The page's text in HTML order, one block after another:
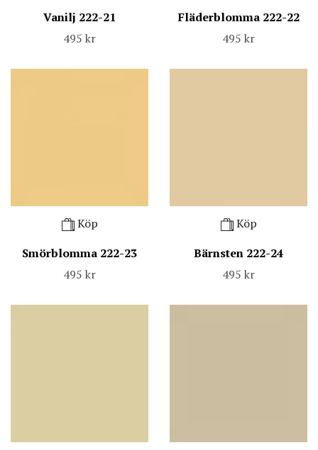
Vanilj 222-21
495 kr
Fläderblomma 222-22
495 kr
Köp
Smörblomma 222-23
495 kr
Köp
Bärnsten 222-24
495 kr